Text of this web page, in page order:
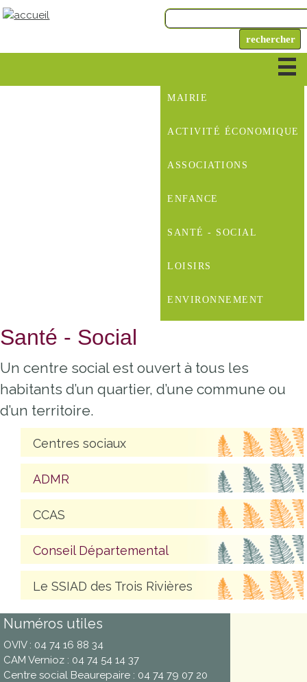
MAIRIE
ACTIVITÉ ÉCONOMIQUE
ASSOCIATIONS
ENFANCE
SANTÉ - SOCIAL
LOISIRS
ENVIRONNEMENT
Santé - Social
Un centre social est ouvert à tous les
habitants d’un quartier, d’une commune ou
d’un territoire.
Centres sociaux
ADMR
CCAS
Conseil Départemental
Le SSIAD des Trois Rivières
Numéros utiles
OVIV : 04 74 16 88 34
CAM Vernioz : 04 74 54 14 37
Centre social Beaurepaire : 04 74 79 07 20